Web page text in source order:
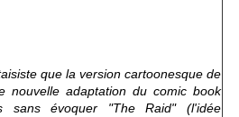
que la version cartoonesque de
nouvelle adaptation du comic book
sans évoquer "The Raid" (l'idée